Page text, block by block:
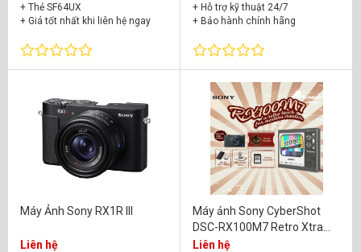
+ Thẻ SF64UX
+ Giá tốt nhất khi liên hệ ngay
+ Bảo hành chính hãng
+ Hỗ trợ kỹ thuật 24/7
+ Bảo hành chính hãng
Máy Ảnh Sony RX1R III
Liên hệ
Máy ảnh Sony CyberShot
DSC-RX100M7 Retro Xtra
Edition
Liên hệ